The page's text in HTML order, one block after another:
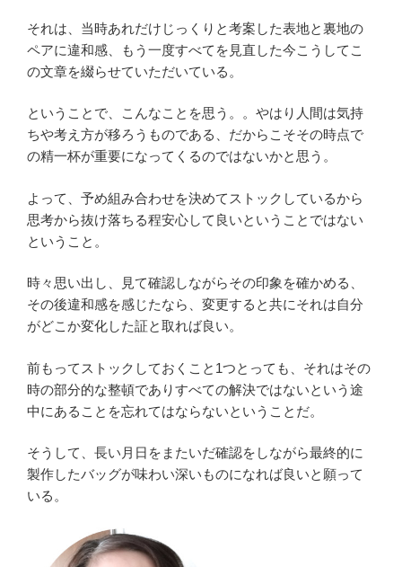
それは、当時あれだけじっくりと考案した表地と裏地の
ペアに違和感、もう一度すべてを見直した今こうしてこ
の文章を綴らせていただいている。
ということで、こんなことを思う。。やはり人間は気持
ちや考え方が移ろうものである、だからこそその時点で
の精一杯が重要になってくるのではないかと思う。
よって、予め組み合わせを決めてストックしているから
思考から抜け落ちる程安心して良いということではない
ということ。
時々思い出し、見て確認しながらその印象を確かめる、
その後違和感を感じたなら、変更すると共にそれは自分
がどこか変化した証と取れば良い。
前もってストックしておくこと1つとっても、それはその
時の部分的な整頓でありすべての解決ではないという途
中にあることを忘れてはならないということだ。
そうして、長い月日をまたいだ確認をしながら最終的に
製作したバッグが味わい深いものになれば良いと願って
いる。